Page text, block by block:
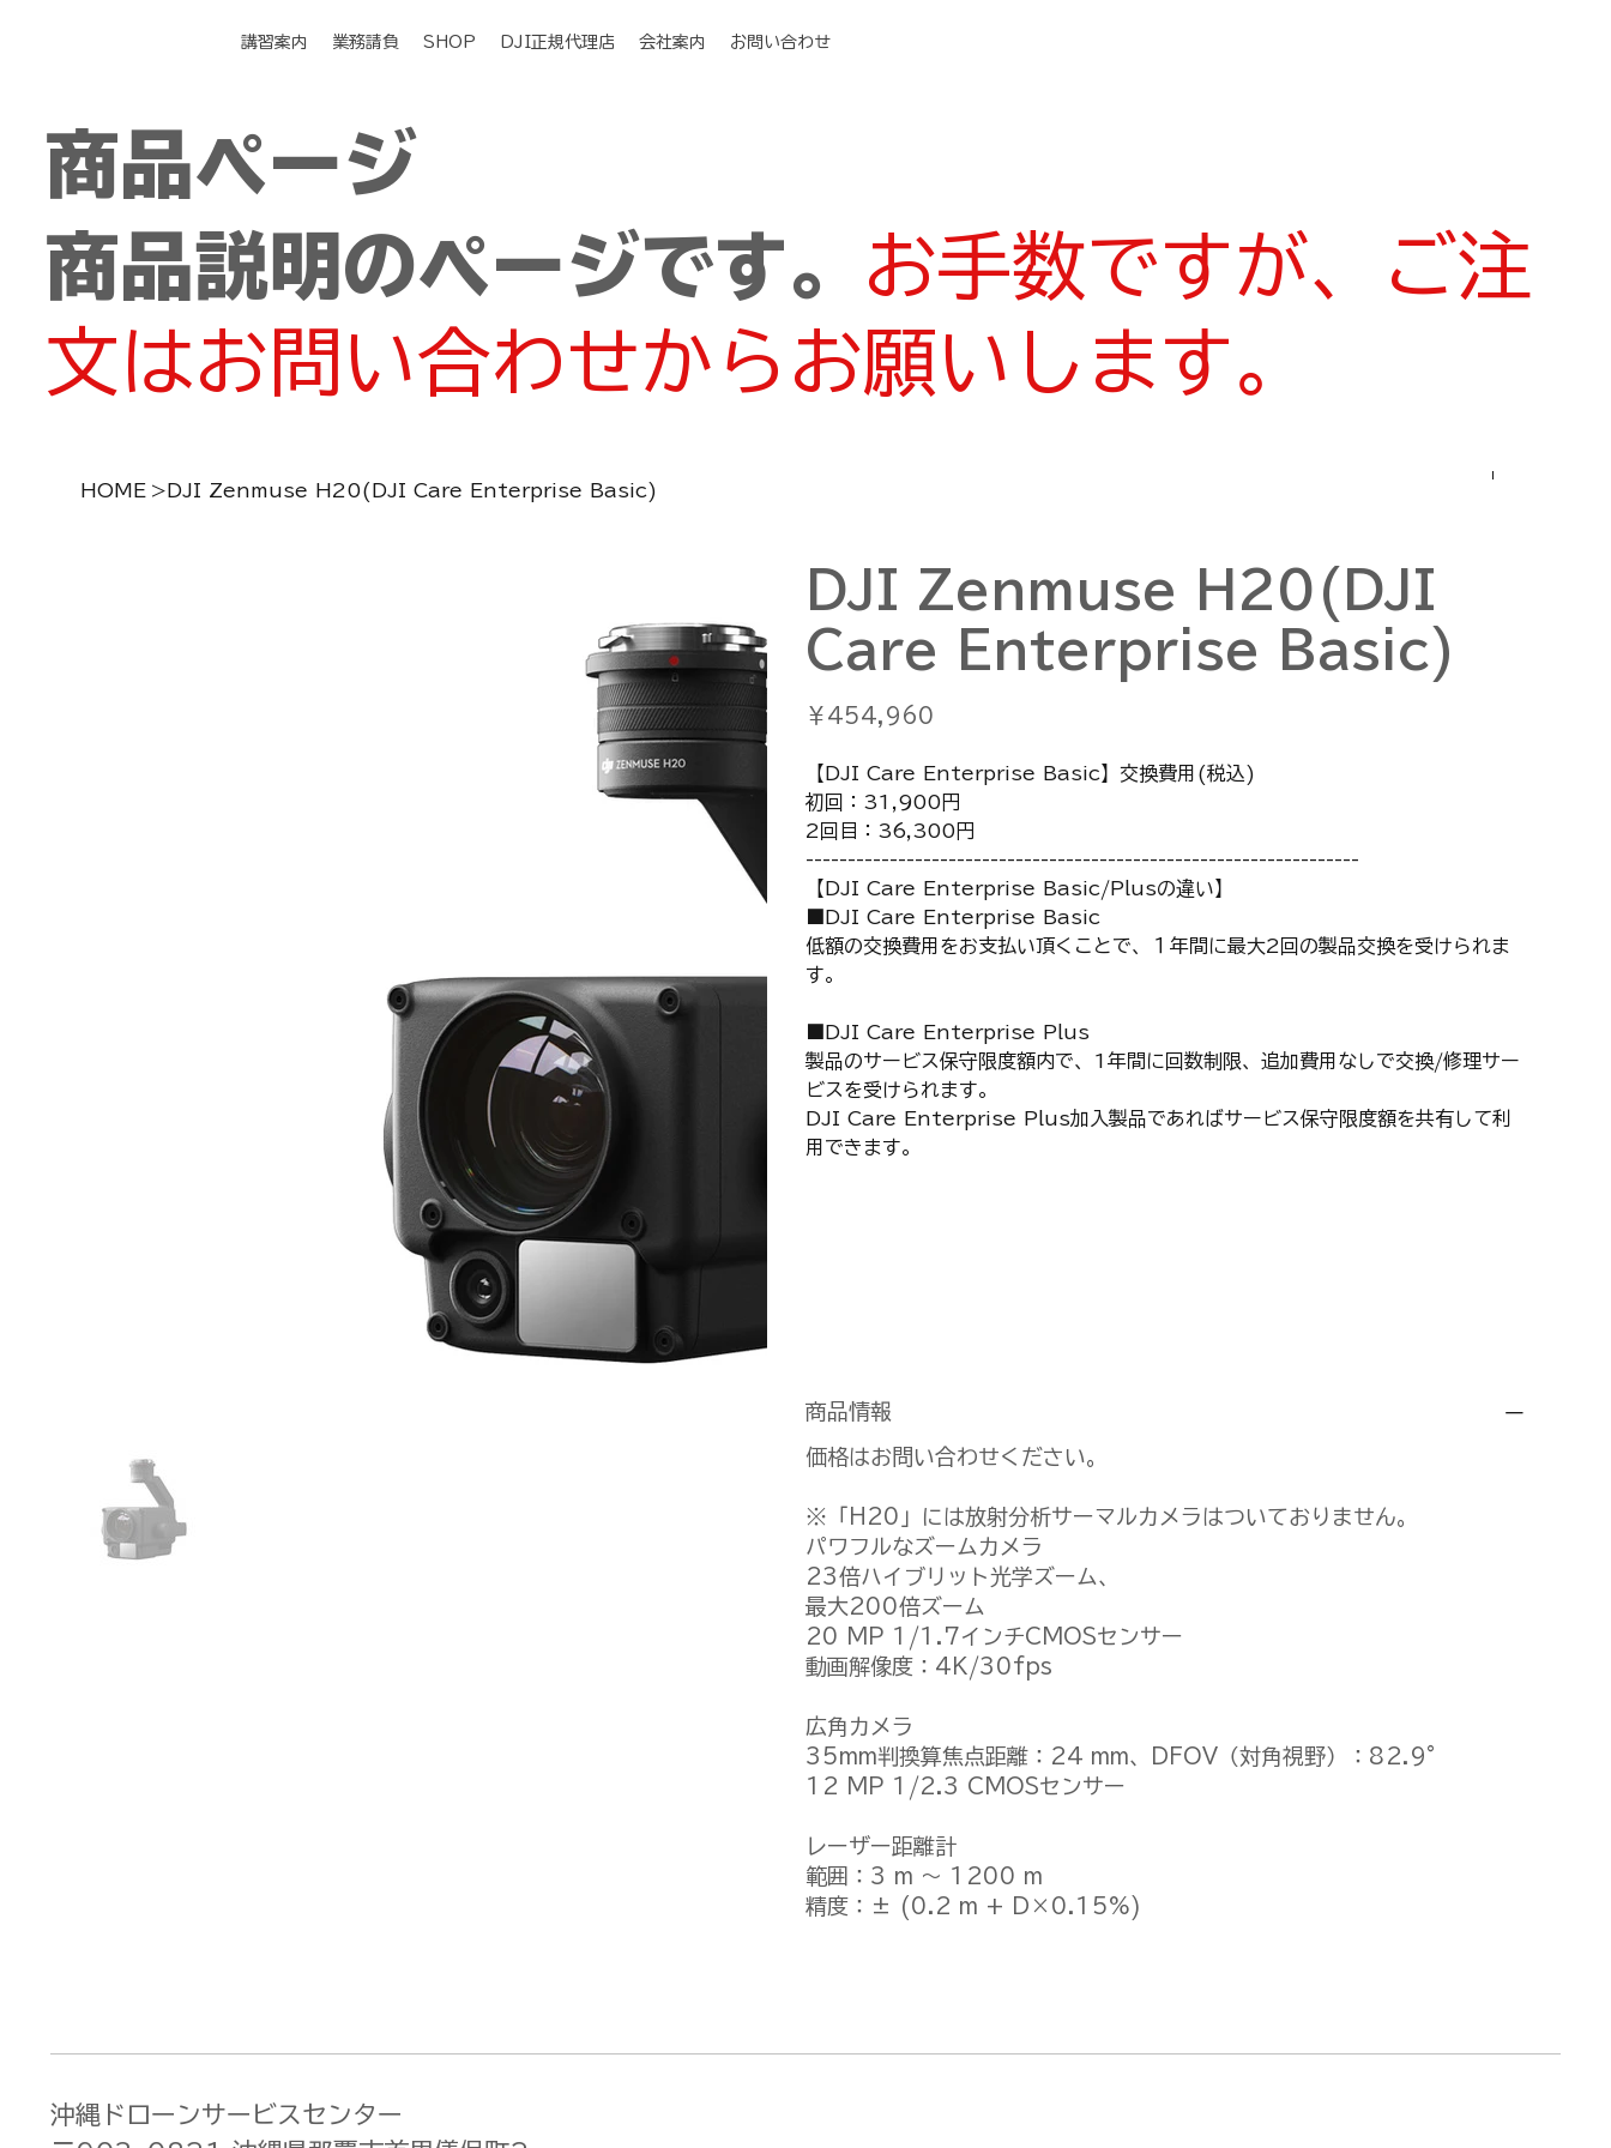
講習案内 業務請負 SHOP DJI正規代理店 会社案内 お問い合わせ
商品ページ
商品説明のページです。 お手数ですが、ご注
文はお問い合わせからお願いします。
HOME > DJI Zenmuse H20(DJI Care Enterprise Basic)
DJI Zenmuse H20(DJI
Care Enterprise Basic)
格
￥454,960
【DJI Care Enterprise Basic】交換費用(税込)
初回：31,900円
2回目：36,300円
------------------------------------------------------------------
【DJI Care Enterprise Basic/Plusの違い】
■DJI Care Enterprise Basic
低額の交換費用をお支払い頂くことで、１年間に最大2回の製品交換を受けられま
す。
■DJI Care Enterprise Plus
製品のサービス保守限度額内で、1年間に回数制限、追加費用なしで交換/修理サー
ビスを受けられます。
DJI Care Enterprise Plus加入製品であればサービス保守限度額を共有して利
用できます。
商品情報
価格はお問い合わせください。
※「H20」には放射分析サーマルカメラはついておりません。
パワフルなズームカメラ
23倍ハイブリット光学ズーム、
最大200倍ズーム
20 MP 1/1.7インチCMOSセンサー
動画解像度：4K/30fps
広角カメラ
35mm判換算焦点距離：24 mm、DFOV（対角視野）：82.9°
12 MP 1/2.3 CMOSセンサー
レーザー距離計
範囲：3 m 〜 1200 m
精度：± (0.2 m + D×0.15%)
沖縄ドローンサービスセンター